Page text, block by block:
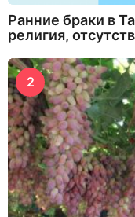
Ранние браки в
религия,
2